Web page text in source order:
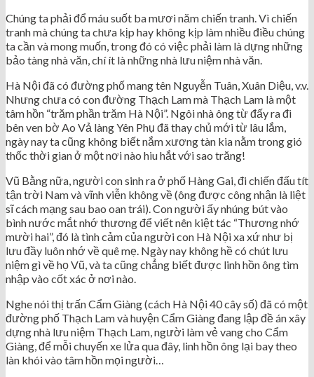
Chúng ta phải đổ máu suốt ba mươi năm chiến tranh. Vì chiến
tranh mà chúng ta chưa kịp hay không kịp làm nhiều điều chúng
ta cần và mong muốn, trong đó có việc phải làm là dựng những
bảo tàng nhà văn, chí ít là những nhà lưu niệm nhà văn.
Hà Nội đã có đường phố mang tên Nguyễn Tuân, Xuân Diệu, v.v.
Nhưng chưa có con đường Thạch Lam mà Thạch Lam là một
tâm hồn “trăm phần trăm Hà Nội”. Ngôi nhà ông từ đấy ra đi
bên ven bờ Ao Vả làng Yên Phụ đã thay chủ mới từ lâu lắm,
ngày nay ta cũng không biết nắm xương tàn kia nằm trong gió
thốc thời gian ở một nơi nào hiu hắt với sao trăng!
Vũ Bằng nữa, người con sinh ra ở phố Hàng Gai, đi chiến đấu tít
tận trời Nam và vĩnh viễn không về (ông được công nhận là liệt
sĩ cách mạng sau bao oan trái). Con người ấy nhúng bút vào
bình nước mắt nhớ thương để viết nên kiệt tác “Thương nhớ
mười hai”, đó là tình cảm của người con Hà Nội xa xứ như bị
lưu đầy luôn nhớ về quê mẹ. Ngày nay không hề có chút lưu
niệm gì về họ Vũ, và ta cũng chẳng biết được linh hồn ông tìm
nhập vào cốt xác ở nơi nào.
Nghe nói thị trấn Cẩm Giàng (cách Hà Nội 40 cây số) đã có một
đường phố Thạch Lam và huyện Cẩm Giàng đang lập đề án xây
dựng nhà lưu niệm Thạch Lam, người làm vẻ vang cho Cẩm
Giàng, để mỗi chuyến xe lửa qua đây, linh hồn ông lại bay theo
làn khói vào tâm hồn mọi người…